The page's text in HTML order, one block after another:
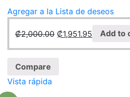
Agregar a la Lista de deseos
₡2,000.00 ₡1,951.95 Add to
Compare
Vista rápida